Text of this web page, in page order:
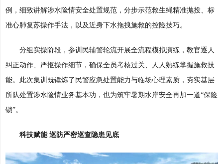
例，细致讲解涉水险情安全处置规范，分步示范救生绳精准抛投、标
准心肺复苏操作手法，以及近身下水拖拽施救的控险技巧。
分组实操阶段，参训民辅警轮流开展全流程模拟演练，教官逐人
纠正动作、严抠操作细节，确保全员考核过关、人人熟练掌握施救技
能。此次集训既锤炼了民警应急处置能力与临场心理素质，夯实基层
所队处置涉水险情业务基本功，也为筑牢暑期水岸安全再加一道“保险
锁”。
科技赋能 巡防严密巡查隐患见底